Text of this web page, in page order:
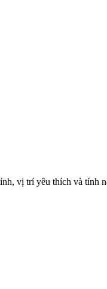
vị trí yêu thích và tính